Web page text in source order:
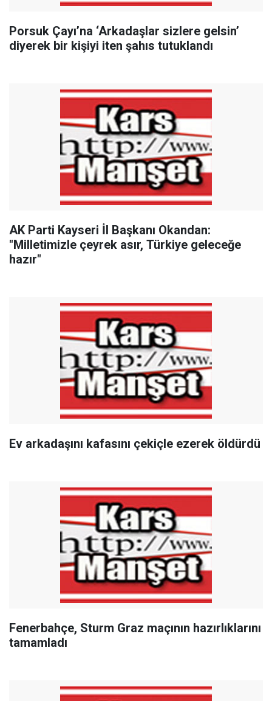
Porsuk Çayı’na ‘Arkadaşlar sizlere gelsin’
diyerek bir kişiyi iten şahıs tutuklandı
AK Parti Kayseri İl Başkanı Okandan:
"Milletimizle çeyrek asır, Türkiye geleceğe
hazır"
Ev arkadaşını kafasını çekiçle ezerek öldürdü
Fenerbahçe, Sturm Graz maçının hazırlıklarını
tamamladı